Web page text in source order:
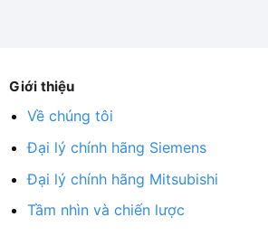
Giới thiệu
Về chúng tôi
Đại lý chính hãng Siemens
Đại lý chính hãng Mitsubishi
Tầm nhìn và chiến lược